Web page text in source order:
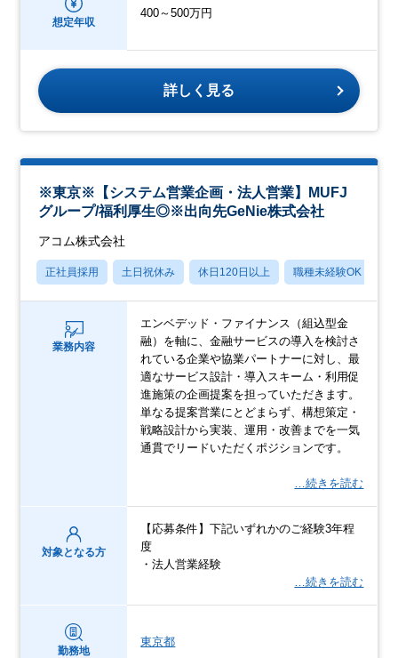
想定年収
400～500万円
詳しく見る
※東京※【システム営業企画・法人営業】MUFJ
グループ/福利厚生◎※出向先GeNie株式会社
アコム株式会社
正社員採用 土日祝休み 休日120日以上 職種未経験OK
業務内容
エンベデッド・ファイナンス（組込型金
融）を軸に、金融サービスの導入を検討さ
れている企業や協業パートナーに対し、最
適なサービス設計・導入スキーム・利用促
進施策の企画提案を担っていただきます。
単なる提案営業にとどまらず、構想策定・
戦略設計から実装、運用・改善までを一気
通貫でリードいただくポジションです。
…続きを読む
対象となる方
【応募条件】下記いずれかのご経験3年程
度
・法人営業経験
…続きを読む
勤務地
東京都